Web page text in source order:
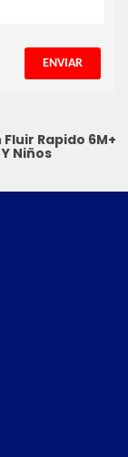
ENVIAR
Rapido 6M+
Niños